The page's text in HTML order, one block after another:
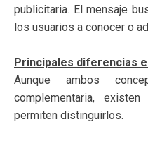
publicitaria. El mensaje
los usuarios a conocer o
Principales diferencias
Aunque ambos
complementaria,
permiten distinguirlos.